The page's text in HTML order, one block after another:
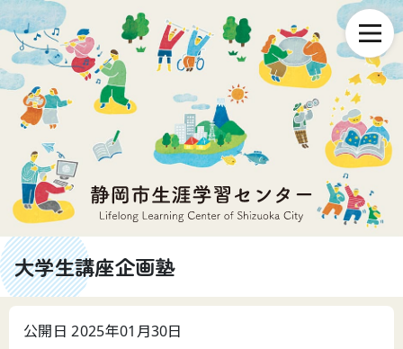
大学生講座企画塾
公開日 2025年01月30日